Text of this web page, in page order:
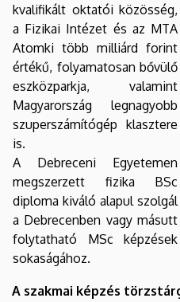
kvalifikált oktatói közösség,
a Fizikai Intézet és az MTA
Atomki több milliárd forint
értékű, folyamatosan bővülő
eszközparkja, valamint
Magyarország legnagyobb
szuperszámítógép klasztere
is.
A Debreceni Egyetemen
megszerzett fizika BSc
diploma kiváló alapul szolgál
a Debrecenben vagy másutt
folytatható MSc képzések
sokaságához.
A szakmai képzés